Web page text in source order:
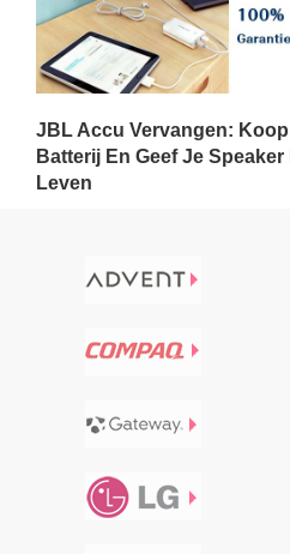
JBL Accu Vervangen:
Batterij En Geef Je Speaker
Leven